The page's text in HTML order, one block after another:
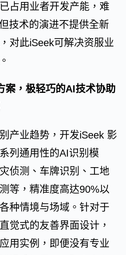
占用业者开发产能，难
技术的演进不提供全新
对此iSeek可解决资服业
案，极轻巧的AI技术协助
产业趋势，开发iSeek 影
列通用性的AI识别模
侦测、车牌识别、工地
等，精准度高达90%以
种情境与场域。针对于
觉式的友善界面设计，
用实例，即便没有专业